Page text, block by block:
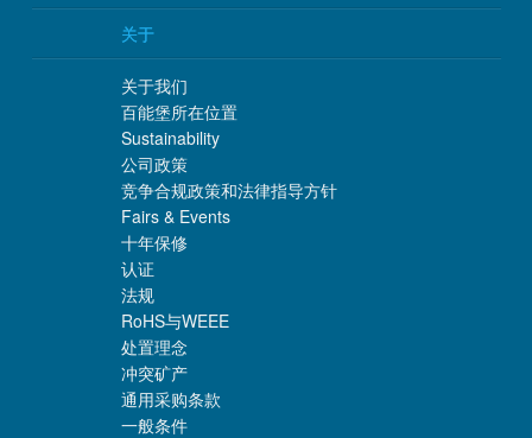
关于
关于我们
百能堡所在位置
Sustainability
公司政策
竞争合规政策和法律指导方针
Fairs & Events
十年保修
认证
法规
RoHS与WEEE
处置理念
冲突矿产
通用采购条款
一般条件